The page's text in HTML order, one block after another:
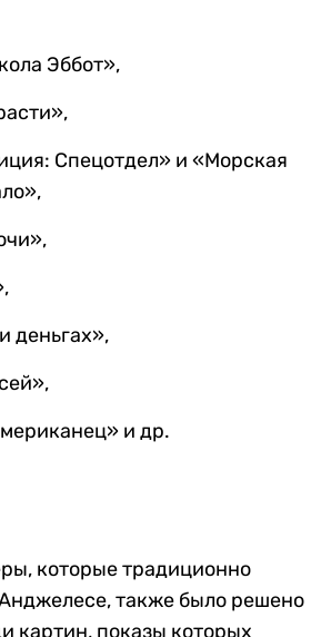
Эббот»,
Спецотдел» и «Морская
деньгах»,
и др.
которые традиционно
также было решено
картин, показы которых